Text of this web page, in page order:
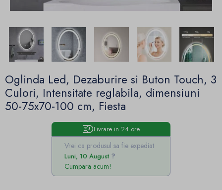
Oglinda Led, Dezaburire si Buton Touch, 3
Culori, Intensitate reglabila, dimensiuni
50-75x70-100 cm, Fiesta
Livrare in 24 ore
Vrei ca produsul sa fie expediat
Luni, 10 August
Cumpara acum!